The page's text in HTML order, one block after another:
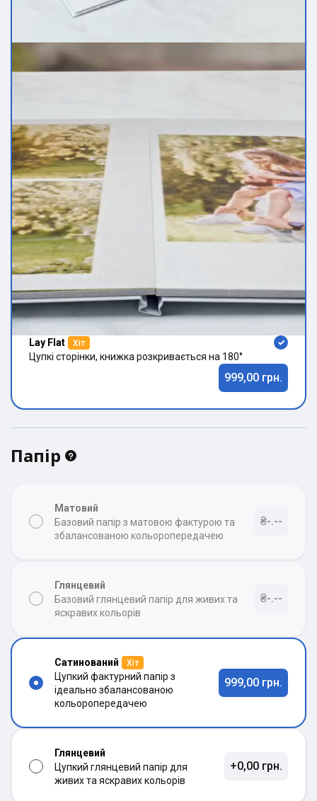
Lay Flat Хіт
Цупкі сторінки, книжка розкривається на 180°
999,00 грн.
Папір
Матовий
Базовий папір з матовою фактурою та
збалансованою кольоропередачею
₴-.--
Глянцевий
Базовий глянцевий папір для живих та
яскравих кольорів
₴-.--
Сатинований Хіт
Цупкий фактурний папір з
ідеально збалансованою
кольоропередачею
999,00 грн.
Глянцевий
Цупкий глянцевий папір для
живих та яскравих кольорів
+0,00 грн.